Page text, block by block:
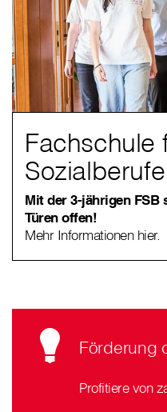
Fachschule
Mit der 3-jährigen FSB
Türen offen!
Mehr Informationen hier.
Förderung
Profitiere von